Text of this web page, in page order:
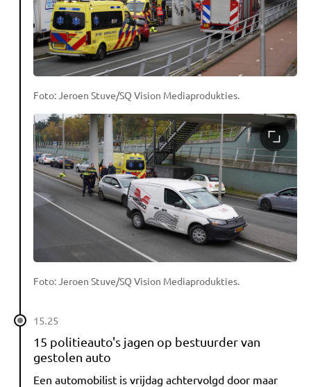
Foto: Jeroen Stuve/SQ Vision Mediaprodukties.
Foto: Jeroen Stuve/SQ Vision Mediaprodukties.
15.25
15 politieauto's jagen op bestuurder van
gestolen auto
Een automobilist is vrijdag achtervolgd door maar